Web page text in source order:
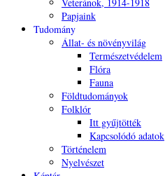
Papjaink
Tudomány
Állat- és növényvilág
Természetvédelem
Flóra
Fauna
Földtudományok
Folklór
Itt gyűjtötték
Kapcsolódó adatok
Történelem
Nyelvészet